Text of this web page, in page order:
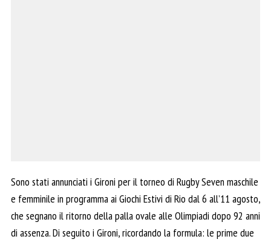
Sono stati annunciati i Gironi per il torneo di Rugby Seven maschile
e femminile in programma ai Giochi Estivi di Rio dal 6 all’11 agosto,
che segnano il ritorno della palla ovale alle Olimpiadi dopo 92 anni
di assenza. Di seguito i Gironi, ricordando la formula: le prime due